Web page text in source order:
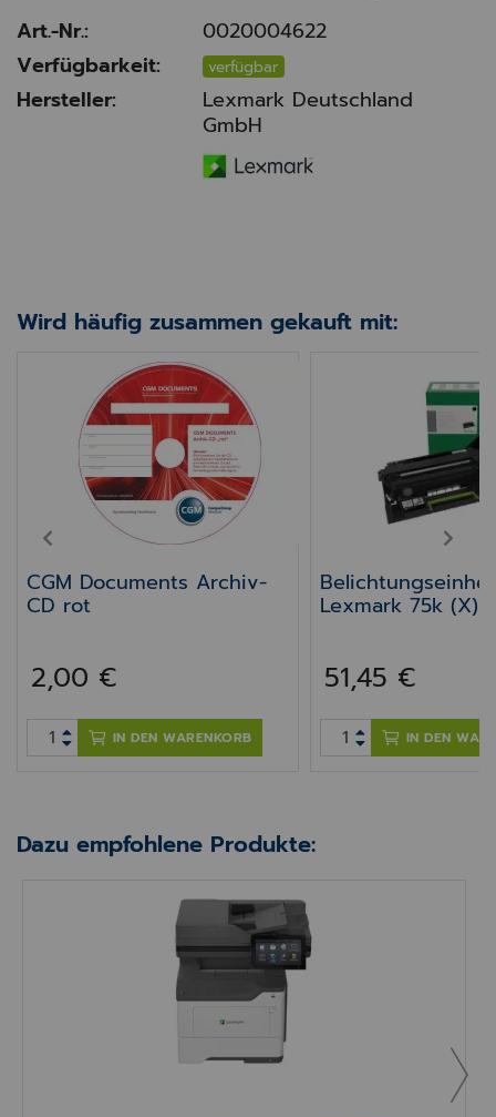
Art.-Nr.:
0020004622
Verfügbarkeit:
verfügbar
Hersteller:
Lexmark Deutschland
GmbH
Wird häufig zusammen gekauft mit:
CGM Documents Archiv-CD rot
CGM Documents Archiv-
CD rot
2,00 €
IN DEN WARENKORB
Lexmark 75k
51,45 €
IN DEN
NEXT
Dazu empfohlene Produkte:
Praxisdrucker 4-in-1 Lexmark XM3350